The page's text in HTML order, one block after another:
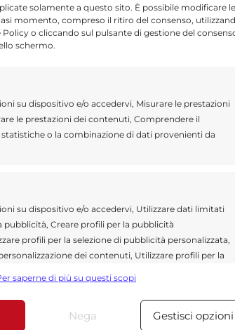
solamente a questo sito. È possibile modificare le
momento, compreso il ritiro del consenso,
Policy o cliccando sul pulsante di gestione del
schermo.
su dispositivo e/o accedervi, Misurare le prestazioni
le prestazioni dei contenuti, Comprendere il
o la combinazione di dati provenienti da
su dispositivo e/o accedervi, Utilizzare dati limitati
pubblicità, Creare profili per la pubblicità
profili per la selezione di pubblicità personalizzata,
dei contenuti, Utilizzare profili per la
per la selezione dei contenuti.
Sempre
saperne di più su questi scopi
Nega Gestisci opzioni
generale della diocesi, don
dei festeggiamenti
religiosa in cui venti ragazzi
il sacramento della prima
con la celebrazione
monsignor Giovanni Iacono,
nella chiesa Cattedrale, e il
della chiesa Cattedrale.